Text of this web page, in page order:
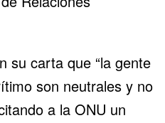
su carta que “la gente
son neutrales y no
a la ONU un